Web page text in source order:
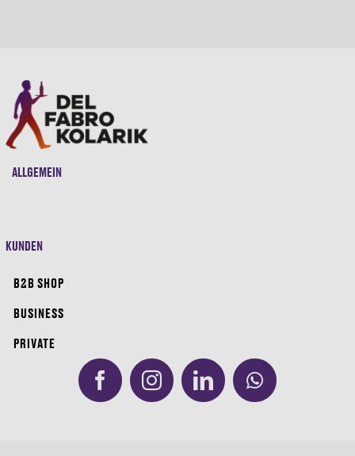
ALLGEMEIN
KUNDEN
B2B SHOP
BUSINESS
PRIVATE